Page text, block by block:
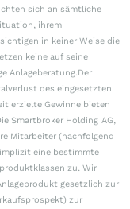
sich an sämtliche
ihrem
in keiner Weise die
keine auf seine
Anlageberatung.Der
des eingesetzten
erzielte Gewinne bieten
Smartbroker Holding AG,
Mitarbeiter (nachfolgend
eine bestimmte
zu. Wir
gesetzlich zur
zur